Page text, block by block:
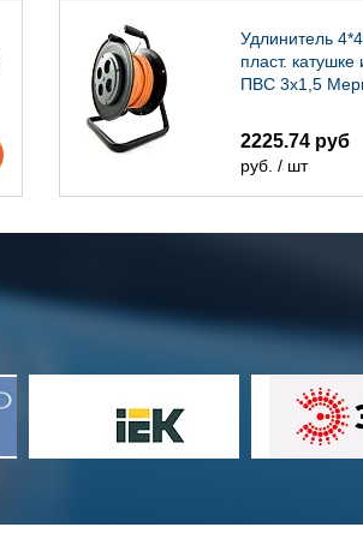
Удлинитель
пласт.
ПВС 3х1,5
2225.74 руб
руб. / шт